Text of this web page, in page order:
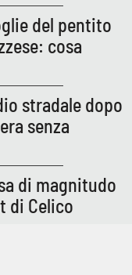
del pentito
cosa
stradale dopo
senza
di magnitudo
di Celico